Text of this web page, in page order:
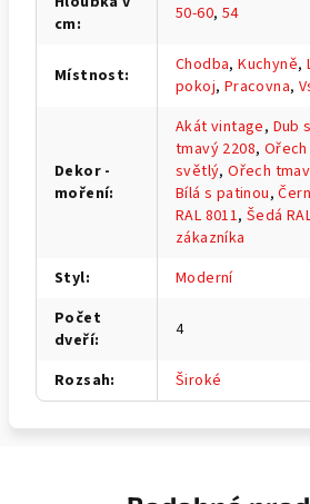
cm: 50-60, 54
Místnost: Chodba,Kuchyně,
pokoj, Pracovna,
Dekor -
moření:
Akát vintage, Dub
tmavý 2208,
světlý,Ořech
Bílá s patinou,
RAL 8011,Šedá
zákazníka
Styl:
Moderní
Počet
dveří: 4
Rozsah: Široké